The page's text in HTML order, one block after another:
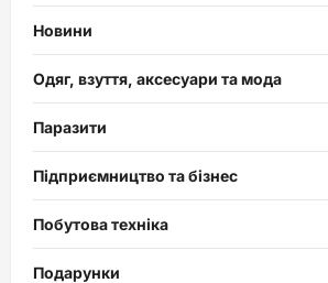
Новини
Одяг, взуття, аксесуари та мода
Паразити
Підприємництво та бізнес
Побутова техніка
Подарунки